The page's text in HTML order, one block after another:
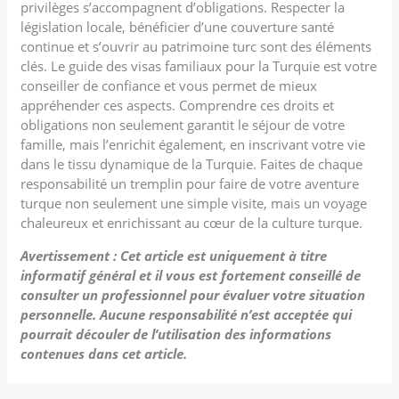
privilèges s’accompagnent d’obligations. Respecter la
législation locale, bénéficier d’une couverture santé
continue et s’ouvrir au patrimoine turc sont des éléments
clés. Le guide des visas familiaux pour la Turquie est votre
conseiller de confiance et vous permet de mieux
appréhender ces aspects. Comprendre ces droits et
obligations non seulement garantit le séjour de votre
famille, mais l’enrichit également, en inscrivant votre vie
dans le tissu dynamique de la Turquie. Faites de chaque
responsabilité un tremplin pour faire de votre aventure
turque non seulement une simple visite, mais un voyage
chaleureux et enrichissant au cœur de la culture turque.
Avertissement : Cet article est uniquement à titre
informatif général et il vous est fortement conseillé de
consulter un professionnel pour évaluer votre situation
personnelle. Aucune responsabilité n’est acceptée qui
pourrait découler de l’utilisation des informations
contenues dans cet article.